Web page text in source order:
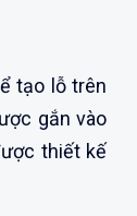
tạo lỗ trên
gắn vào
thiết kế